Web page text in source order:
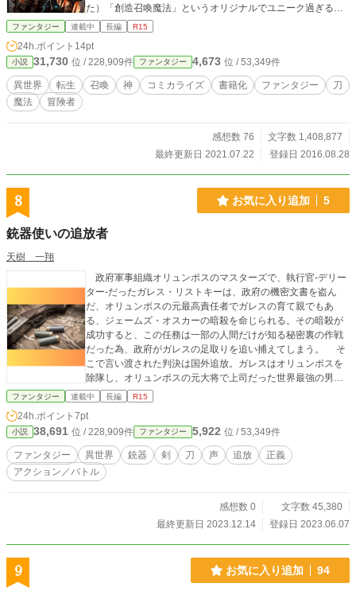
た）「創造召喚魔法」というオリジナルでユニーク過ぎる魔
法を引っ提げて。
ファンタジー 連載中 長編 R15
24h.ポイント 14pt
小説 31,730 位 / 228,909件 ファンタジー 4,673 位 / 53,349件
異世界 転生 召喚 神 コミカライズ 書籍化 ファンタジー
刀
魔法
冒険者
感想数 76
文字数 1,408,877
最終更新日 2021.07.22
登録日 2016.08.28
8 お気に入り追加 5
銃器使いの追放者
天樹 一翔
政府軍事組織オリュンポスのマスターズで、執行官-デリー
ター-だったガレス・リストキーは、政府の機密文書を盗ん
だ、オリュンポスの元最高責任者でガレスの育て親でもあ
る、ジェームズ・オスカーの暗殺を命じられる。その暗殺が
成功すると、この任務は一部の人間だけが知る秘密裏の作戦
だった為、政府がガレスの足取りを追い捕えてしまう。 そ
こで言い渡された判決は国外追放。ガレスはオリュンポスを
除隊し、オリュンポスの元大将で上司だった世界最強の男、
アルージェ・ランスロットと民間軍事事務所、イレーネ事務
が十年前に助けたエリー・オリヴィエが二十歳となって入隊
した。 そこから止まっていた時間は動き出した。二人であ
らゆる事件を解決していくうちに、五年前のジェームズ・オ
スカーが探ろうとしていた政府の秘密が露呈されていく。
本当の正義とは何か――？ その思いに揺れながらも、オリ
モチベーション上がりますので是非よろしくお願い致しま
ファンタジー 連載中 長編 R15
24h.ポイント 7pt
小説 38,691 位 / 228,909件 ファンタジー 5,922 位 / 53,349件
ファンタジー 異世界 銃器 剣 刀 声 追放
正義
アクション／バトル
感想数 0
文字数 45,380
最終更新日 2023.12.14
登録日 2023.06.07
9 お気に入り追加 94